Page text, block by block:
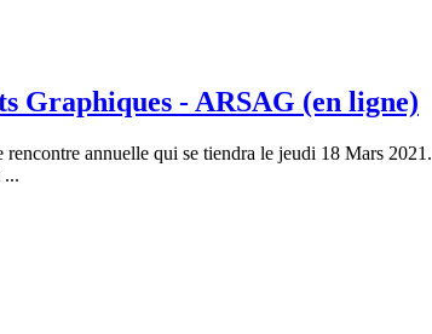
Graphiques - ARSAG (en ligne)
rencontre annuelle qui se tiendra le jeudi 18 Mars 2021.
...